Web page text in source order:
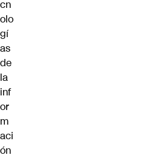
cn
olo
gí
as
de
la
inf
or
m
aci
ón